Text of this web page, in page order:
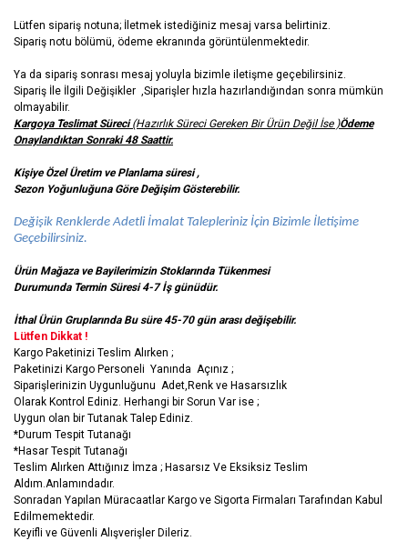
Lütfen sipariş notuna; İletmek istediğiniz mesaj varsa belirtiniz.
Sipariş notu bölümü, ödeme ekranında görüntülenmektedir.
Ya da sipariş sonrası mesaj yoluyla bizimle iletişme geçebilirsiniz.
Sipariş İle İlgili Değişikler ,Siparişler hızla hazırlandığından sonra mümkün
olmayabilir.
Kargoya Teslimat Süreci(Hazırlık Süreci Gereken Bir Ürün Değil İse )Ödeme
Onaylandıktan Sonraki 48 Saattir.
Kişiye Özel Üretim ve Planlama süresi ,
Sezon Yoğunluğuna Göre Değişim Gösterebilir.
Değişik Renklerde Adetli İmalat Talepleriniz İçin Bizimle İletişime
Geçebilirsiniz.
Ürün Mağaza ve Bayilerimizin Stoklarında Tükenmesi
Durumunda Termin Süresi 4-7 İş günüdür.
İthal Ürün Gruplarında Bu süre 45-70 gün arası değişebilir.
Lütfen Dikkat !
Kargo Paketinizi Teslim Alırken ;
Paketinizi Kargo Personeli Yanında Açınız ;
Siparişlerinizin Uygunluğunu Adet,Renk ve Hasarsızlık
Olarak Kontrol Ediniz. Herhangi bir Sorun Var ise ;
Uygun olan bir Tutanak Talep Ediniz.
*Durum Tespit Tutanağı
*Hasar Tespit Tutanağı
Teslim Alırken Attığınız İmza ; Hasarsız Ve Eksiksiz Teslim
Aldım.Anlamındadır.
Sonradan Yapılan Müracaatlar Kargo ve Sigorta Firmaları Tarafından Kabul
Edilmemektedir.
Keyifli ve Güvenli Alışverişler Dileriz.